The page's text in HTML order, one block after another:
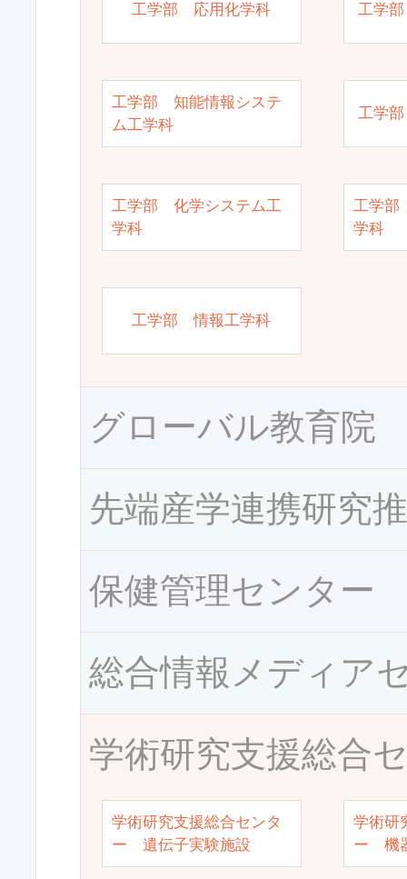
工学部 応用化学科 工学
工学部 知能情報システ
ム工学科
工学
工学部 化学システム工
学科
工学部
学科
工学部 情報工学科
グローバル教育院
先端産学連携研究
保健管理センター
総合情報メディア
学術研究支援総合
学術研究支援総合センタ
ー 遺伝子実験施設
学術研
ー 機